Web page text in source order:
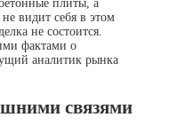
плиты, а
видит себя в этом
не состоится.
фактами о
аналитик рынка
связями